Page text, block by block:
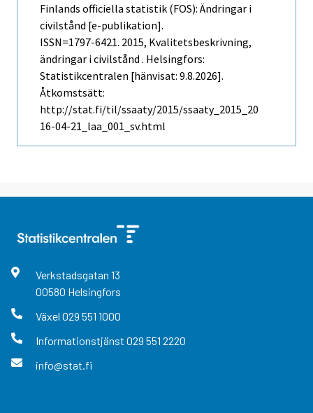
Finlands officiella statistik (FOS): Ändringar i
civilstånd [e-publikation].
ISSN=1797-6421. 2015, Kvalitetsbeskrivning,
ändringar i civilstånd . Helsingfors:
Statistikcentralen [hänvisat: 9.8.2026].
Åtkomstsätt:
http://stat.fi/til/ssaaty/2015/ssaaty_2015_20
16-04-21_laa_001_sv.html
Verkstadsgatan 13
00580 Helsingfors
Växel 029 551 1000
Informationstjänst 029 551 2220
info@stat.fi